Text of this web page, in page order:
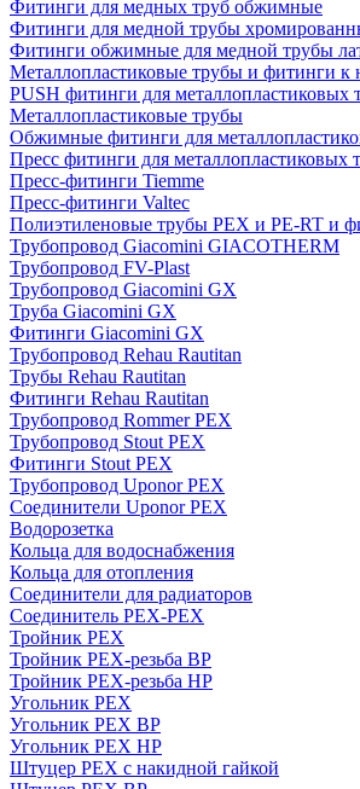
Фитинги для медных труб обжимные
Фитинги для медной трубы
Фитинги обжимные для медной трубы
Металлопластиковые трубы и фитинги к
PUSH фитинги для металлопластиковых
Металлопластиковые трубы
Обжимные фитинги для
Пресс фитинги для металлопластиковых
Пресс-фитинги Tiemme
Пресс-фитинги Valtec
Полиэтиленовые трубы PEX и PE-RT и
Трубопровод Giacomini GIACOTHERM
Трубопровод FV-Plast
Трубопровод Giacomini GX
Труба Giacomini GX
Фитинги Giacomini GX
Трубопровод Rehau Rautitan
Трубы Rehau Rautitan
Фитинги Rehau Rautitan
Трубопровод Rommer PEX
Трубопровод Stout PEX
Фитинги Stout PEX
Трубопровод Uponor PEX
Соединители Uponor PEX
Водорозетка
Кольца для водоснабжения
Кольца для отопления
Соединители для радиаторов
Соединитель PEX-PEX
Тройник PEX
Тройник PEX-резьба ВР
Тройник PEX-резьба НР
Угольник PEX
Угольник PEX ВР
Угольник PEX НР
Штуцер PEX c накидной гайкой